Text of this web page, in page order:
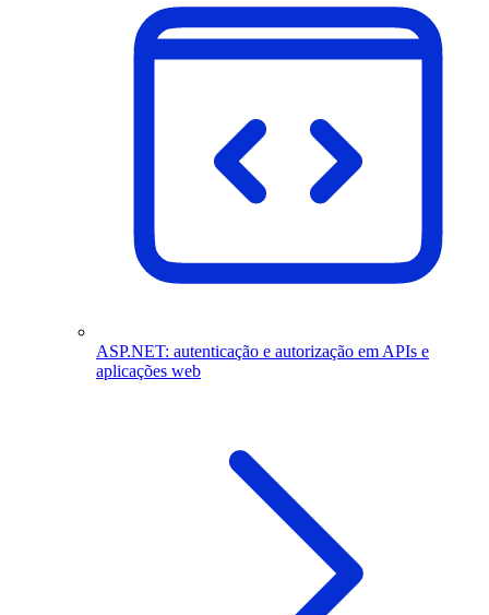
ASP.NET: autenticação e autorização em APIs e
aplicações web